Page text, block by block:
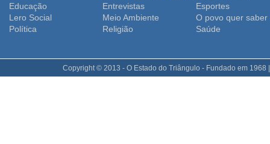
Educação
Entrevistas
Esportes
Lero Social
Meio Ambiente
O povo quer saber
Polí­tica
Religião Saúde
Copyright © 2013 - O Estado do Triângulo - Fundado em